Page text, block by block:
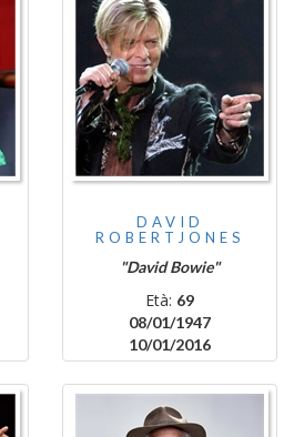
DAVID
ROBERTJONES
"David Bowie"
Età: 69
08/01/1947
10/01/2016